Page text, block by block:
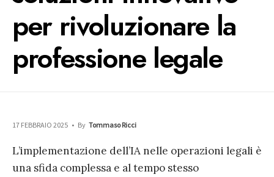
per rivoluzionare la
professione legale
17 FEBBRAIO 2025 • By Tommaso Ricci
L’implementazione dell’IA nelle operazioni legali è
una sfida complessa e al tempo stesso